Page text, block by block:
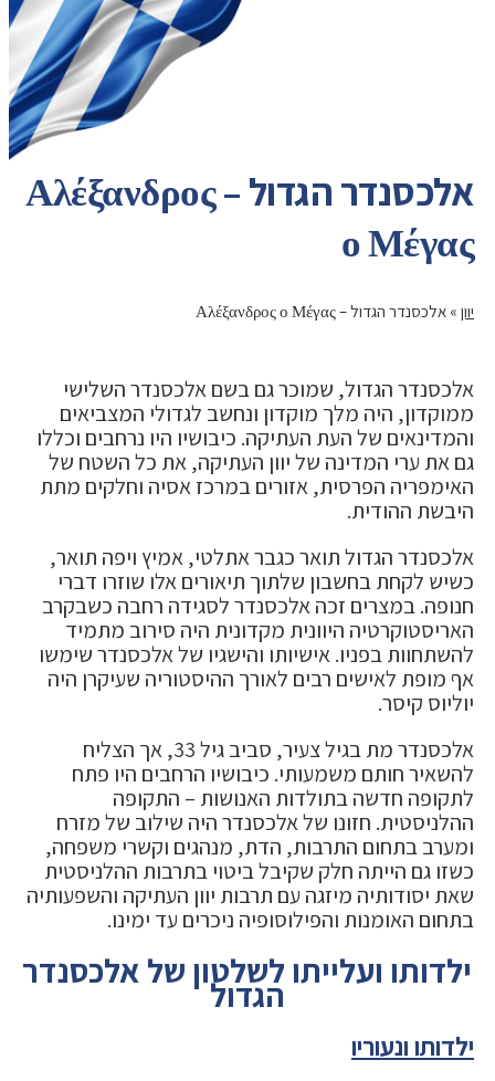
אלכסנדר הגדול – Αλέξανδρος
ο Μέγας
יוון » אלכסנדר הגדול – Αλέξανδρος ο Μέγας
אלכסנדר הגדול, שמוכר גם בשם אלכסנדר השלישי
ממוקדון, היה מלך מוקדון ונחשב לגדולי המצביאים
והמדינאים של העת העתיקה. כיבושיו היו נרחבים וכללו
גם את ערי המדינה של יוון העתיקה, את כל השטח של
האימפריה הפרסית, אזורים במרכז אסיה וחלקים מתת
היבשת ההודית.
אלכסנדר הגדול תואר כגבר אתלטי, אמיץ ויפה תואר,
כשיש לקחת בחשבון שלתוך תיאורים אלו שוזרו דברי
חנופה. במצרים זכה אלכסנדר לסגידה רחבה כשבקרב
האריסטוקרטיה היוונית מקדונית היה סירוב מתמיד
להשתחוות בפניו. אישיותו והישגיו של אלכסנדר שימשו
אף מופת לאישים רבים לאורך ההיסטוריה שעיקרן היה
יוליוס קיסר.
אלכסנדר מת בגיל צעיר, סביב גיל 33, אך הצליח
להשאיר חותם משמעותי. כיבושיו הרחבים היו פתח
לתקופה חדשה בתולדות האנושות – התקופה
ההלניסטית. חזונו של אלכסנדר היה שילוב של מזרח
ומערב בתחום התרבות, הדת, מנהגים וקשרי משפחה,
כשזו גם הייתה חלק שקיבל ביטוי בתרבות ההלניסטית
שאת יסודותיה מיזגה עם תרבות יוון העתיקה והשפעותיה
בתחום האומנות והפילוסופיה ניכרים עד ימינו.
ילדותו ועלייתו לשלטון של אלכסנדר
הגדול
ילדותו ונעוריו